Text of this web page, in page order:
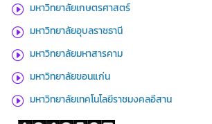
มหาวิทยาลัยเกษตรศาสตร์
มหาวิทยาลัยอุบลราชธานี
มหาวิทยาลัยมหาสารคาม
มหาวิทยาลัยขอนแก่น
มหาวิทยาลัยเทคโนโลยีราชมงคลอีสาน